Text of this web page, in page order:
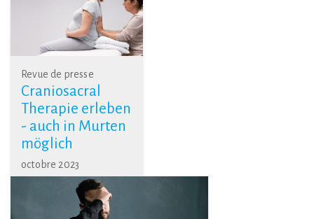
Revue de presse
Craniosacral
Therapie erleben
- auch in Murten
möglich
octobre 2023